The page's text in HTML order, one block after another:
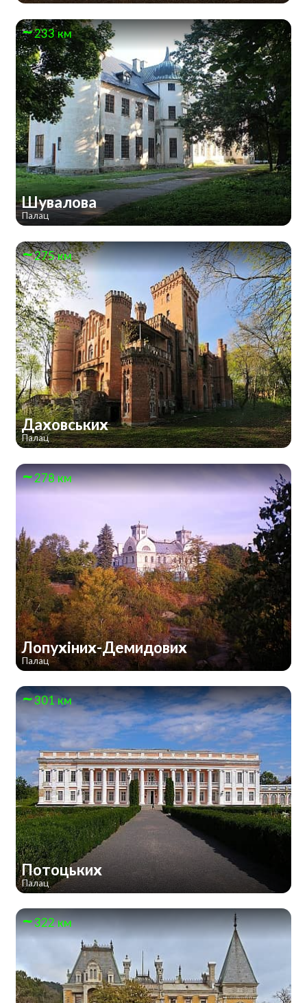
233 км
Шувалова
Палац
275 км
Даховських
Палац
278 км
Лопухіних-Демидових
Палац
301 км
Потоцьких
Палац
322 км